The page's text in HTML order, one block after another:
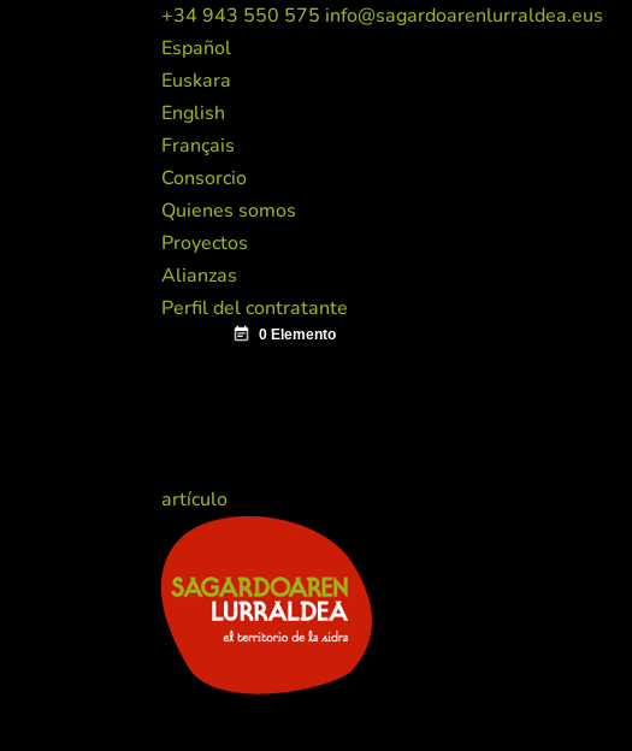
+34 943 550 575 info@sagardoarenlurraldea.eus
Español
Euskara
English
Français
Consorcio
Quienes somos
Proyectos
Alianzas
Perfil del contratante
artículo